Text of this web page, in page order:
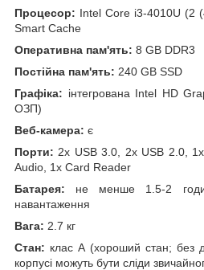
Процесор: Intel Core i3-4010U (2
Smart Cache
Оперативна пам'ять: 8 GB DDR3
Постійна пам'ять: 240 GB SSD
Графіка: інтегрована Intel HD
ОЗП)
Веб-камера: є
Порти: 2x USB 3.0, 2x USB 2.0,
Audio, 1x Card Reader
Батарея: не менше 1.5-2
навантаження
Вага: 2.7 кг
Стан: клас А (хороший стан; без
корпусі можуть бути сліди